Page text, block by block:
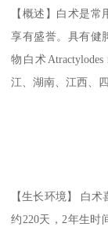
【概述】白术是
享有盛誉。具有健
物白术
江、湖南、江西、
【生长环境】 白
约220天，2年生时